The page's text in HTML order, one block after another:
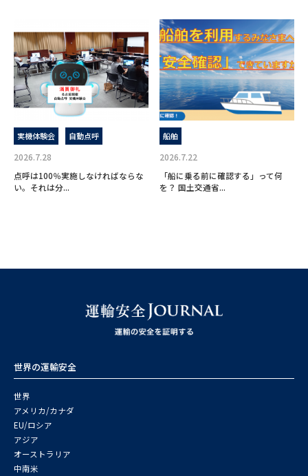
実機体験会 自動点呼
2026.7.28
点呼は100％実施しなければならな
い。それは分...
船舶
2026.7.22
「船に乗る前に確認する」って何
を？ 国土交通省...
世界の運輸安全
世界
アメリカ/カナダ
EU/ロシア
アジア
オーストラリア
中南米